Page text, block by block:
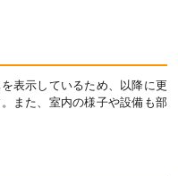
表示しているため、以降に更
また、室内の様子や設備も部